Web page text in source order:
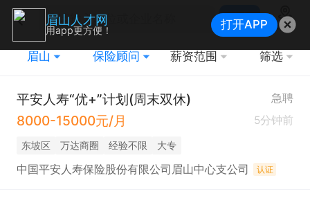
搜索
地图
眉山 保险顾问 薪资范围 筛选
平安人寿“优+”计划(周末双休) 急聘
8000-15000元/月 5分钟前
东坡区 万达商圈 经验不限 大专
中国平安人寿保险股份有限公司眉山中心支公司 认证
眉山人才网
用app更方便！ 打开APP